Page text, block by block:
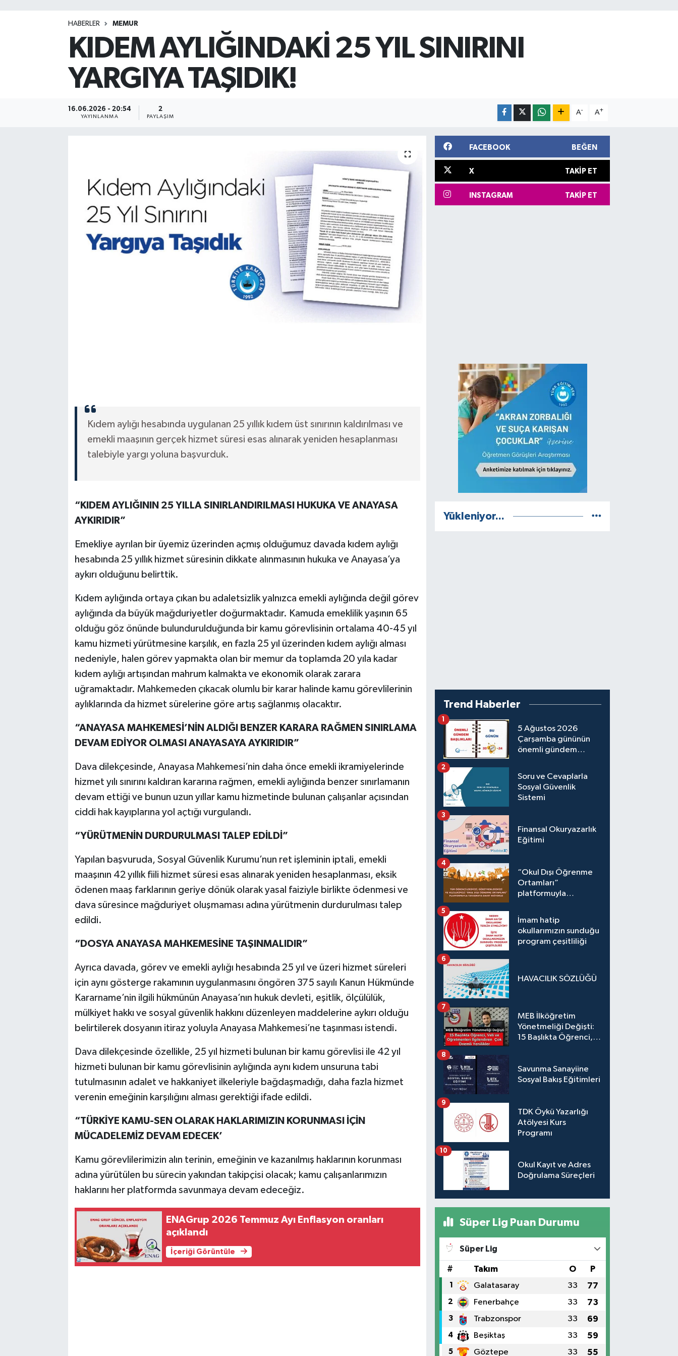
HABERLER MEMUR
KIDEM AYLIĞINDAKİ 25 YIL SINIRINI
YARGIYA TAŞIDIK!
16.06.2026 - 20:54
YAYINLANMA
2
PAYLAŞIM
A- A+
Kıdem aylığı hesabında uygulanan 25 yıllık kıdem üst sınırının kaldırılması ve
emekli maaşının gerçek hizmet süresi esas alınarak yeniden hesaplanması
talebiyle yargı yoluna başvurduk.
“KIDEM AYLIĞININ 25 YILLA SINIRLANDIRILMASI HUKUKA VE ANAYASA
AYKIRIDIR”
Emekliye ayrılan bir üyemiz üzerinden açmış olduğumuz davada kıdem aylığı
hesabında 25 yıllık hizmet süresinin dikkate alınmasının hukuka ve Anayasa’ya
aykırı olduğunu belirttik.
Kıdem aylığında ortaya çıkan bu adaletsizlik yalnızca emekli aylığında değil görev
aylığında da büyük mağduriyetler doğurmaktadır. Kamuda emeklilik yaşının 65
olduğu göz önünde bulundurulduğunda bir kamu görevlisinin ortalama 40-45 yıl
kamu hizmeti yürütmesine karşılık, en fazla 25 yıl üzerinden kıdem aylığı alması
nedeniyle, halen görev yapmakta olan bir memur da toplamda 20 yıla kadar
kıdem aylığı artışından mahrum kalmakta ve ekonomik olarak zarara
uğramaktadır. Mahkemeden çıkacak olumlu bir karar halinde kamu görevlilerinin
aylıklarında da hizmet sürelerine göre artış sağlanmış olacaktır.
“ANAYASA MAHKEMESİ’NİN ALDIĞI BENZER KARARA RAĞMEN SINIRLAMA
DEVAM EDİYOR OLMASI ANAYASAYA AYKIRIDIR”
Dava dilekçesinde, Anayasa Mahkemesi’nin daha önce emekli ikramiyelerinde
hizmet yılı sınırını kaldıran kararına rağmen, emekli aylığında benzer sınırlamanın
devam ettiği ve bunun uzun yıllar kamu hizmetinde bulunan çalışanlar açısından
ciddi hak kayıplarına yol açtığı vurgulandı.
“YÜRÜTMENİN DURDURULMASI TALEP EDİLDİ”
Yapılan başvuruda, Sosyal Güvenlik Kurumu’nun ret işleminin iptali, emekli
maaşının 42 yıllık fiili hizmet süresi esas alınarak yeniden hesaplanması, eksik
ödenen maaş farklarının geriye dönük olarak yasal faiziyle birlikte ödenmesi ve
dava süresince mağduriyet oluşmaması adına yürütmenin durdurulması talep
edildi.
“DOSYA ANAYASA MAHKEMESİNE TAŞINMALIDIR”
Ayrıca davada, görev ve emekli aylığı hesabında 25 yıl ve üzeri hizmet süreleri
için aynı gösterge rakamının uygulanmasını öngören 375 sayılı Kanun Hükmünde
Kararname’nin ilgili hükmünün Anayasa’nın hukuk devleti, eşitlik, ölçülülük,
mülkiyet hakkı ve sosyal güvenlik hakkını düzenleyen maddelerine aykırı olduğu
belirtilerek dosyanın itiraz yoluyla Anayasa Mahkemesi’ne taşınması istendi.
Dava dilekçesinde özellikle, 25 yıl hizmeti bulunan bir kamu görevlisi ile 42 yıl
hizmeti bulunan bir kamu görevlisinin aylığında aynı kıdem unsuruna tabi
tutulmasının adalet ve hakkaniyet ilkeleriyle bağdaşmadığı, daha fazla hizmet
verenin emeğinin karşılığını alması gerektiği ifade edildi.
“TÜRKİYE KAMU-SEN OLARAK HAKLARIMIZIN KORUNMASI İÇİN
MÜCADELEMİZ DEVAM EDECEK’
Kamu görevlilerimizin alın terinin, emeğinin ve kazanılmış haklarının korunması
adına yürütülen bu sürecin yakından takipçisi olacak; kamu çalışanlarımızın
haklarını her platformda savunmaya devam edeceğiz.
ENAGrup 2026 Temmuz Ayı Enflasyon oranları
açıklandı
İçeriği Görüntüle
FACEBOOK BEĞEN
X TAKIP ET
INSTAGRAM TAKIP ET
Yükleniyor...
Trend Haberler
5 Ağustos 2026
Çarşamba gününün
önemli gündem
1
Soru ve Cevaplarla
Sosyal Güvenlik
Sistemi
2
Finansal Okuryazarlık
Eğitimi
3
“Okul Dışı Öğrenme
Ortamları”
platformuyla
ediyoruz.
4
İmam hatip
okullarımızın sunduğu
program çeşitliliği
5
HAVACILIK SÖZLÜĞÜ
6
MEB İlköğretim
Yönetmeliği Değişti:
15 Başlıkta Öğrenci,
Önemli Yenilikler
7
Savunma Sanayiine
Sosyal Bakış Eğitimleri
8
TDK Öykü Yazarlığı
Atölyesi Kurs
Programı
9
Okul Kayıt ve Adres
Doğrulama Süreçleri
10
Süper Lig Puan Durumu
Süper Lig
# Takım O P
1 Galatasaray 33 77
2 Fenerbahçe 33 73
3 Trabzonspor 33 69
4 Beşiktaş 33 59
5 Göztepe 33 55